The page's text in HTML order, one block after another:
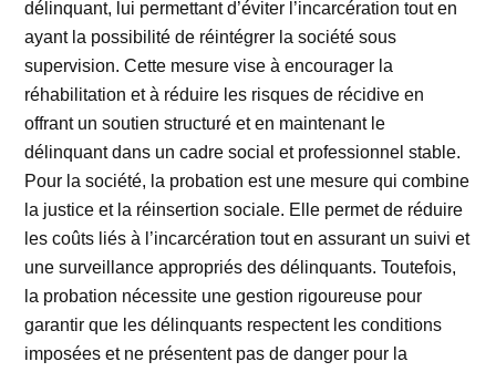
délinquant, lui permettant d’éviter l’incarcération tout en
ayant la possibilité de réintégrer la société sous
supervision. Cette mesure vise à encourager la
réhabilitation et à réduire les risques de récidive en
offrant un soutien structuré et en maintenant le
délinquant dans un cadre social et professionnel stable.
Pour la société, la probation est une mesure qui combine
la justice et la réinsertion sociale. Elle permet de réduire
les coûts liés à l’incarcération tout en assurant un suivi et
une surveillance appropriés des délinquants. Toutefois,
la probation nécessite une gestion rigoureuse pour
garantir que les délinquants respectent les conditions
imposées et ne présentent pas de danger pour la